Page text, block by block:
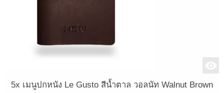
5x เมนูปกหนัง Le Gusto สีน้ำตาล วอลนัท Walnut Brown